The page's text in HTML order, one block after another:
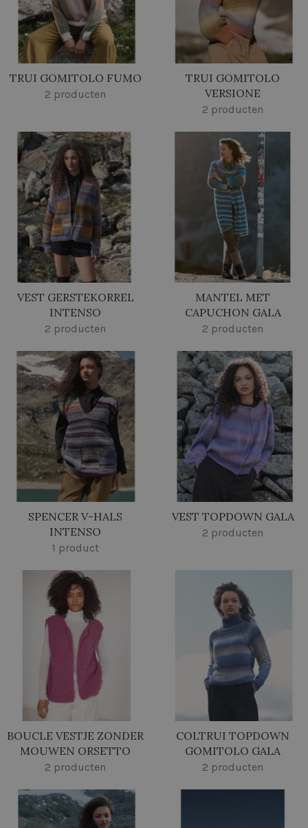
TRUI GOMITOLO FUMO
2 producten
TRUI GOMITOLO
VERSIONE
2 producten
VEST GERSTEKORREL
INTENSO
2 producten
MANTEL MET
CAPUCHON GALA
2 producten
SPENCER V-HALS
INTENSO
1 product
VEST TOPDOWN GALA
2 producten
BOUCLE VESTJE ZONDER
MOUWEN ORSETTO
2 producten
COLTRUI TOPDOWN
GOMITOLO GALA
2 producten